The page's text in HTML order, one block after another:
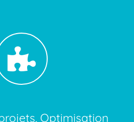
Optimisation